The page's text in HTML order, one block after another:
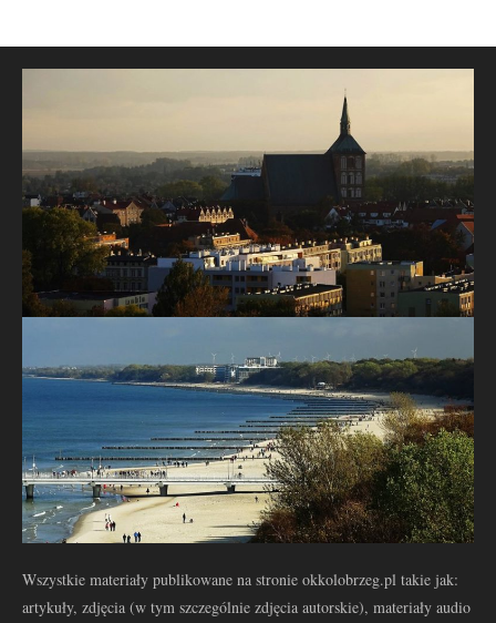
Wszystkie materiały publikowane na stronie okkolobrzeg.pl takie jak:
artykuły, zdjęcia (w tym szczególnie zdjęcia autorskie), materiały audio